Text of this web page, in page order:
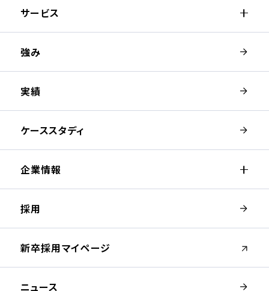
サービス
強み
実績
ケーススタディ
企業情報
採用
新卒採用マイページ
（新しいウィンドウが開きます）
ニュース